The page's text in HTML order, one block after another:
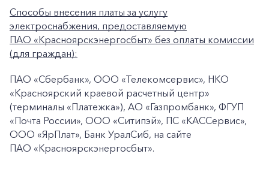
Способы внесения платы за услугу
электроснабжения, предоставляемую
ПАО «Красноярскэнергосбыт» без оплаты комиссии
(для граждан):
ПАО «Сбербанк», ООО «Телекомсервис», НКО
«Красноярский краевой расчетный центр»
(терминалы «Платежка»), АО «Газпромбанк», ФГУП
«Почта России», ООО «Ситипэй», ПС «КАССервис»,
ООО «ЯрПлат», Банк УралСиб, на сайте
ПАО «Красноярскэнергосбыт».